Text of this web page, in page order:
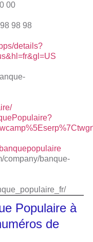
00
98 98
details?
company/banque-
Populaire à
de